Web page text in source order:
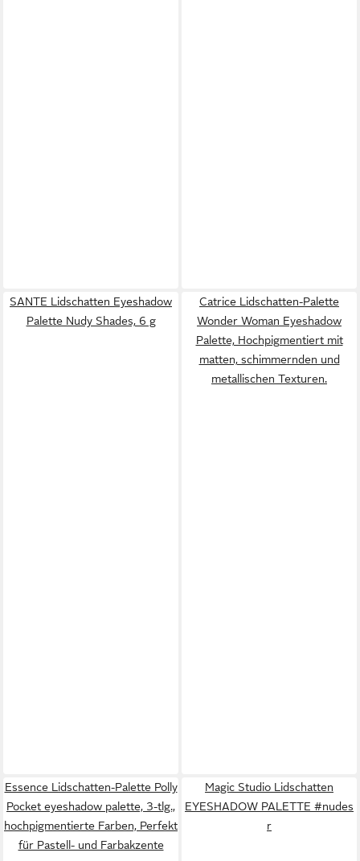
SANTE Lidschatten Eyeshadow
Palette Nudy Shades, 6 g
Catrice Lidschatten-Palette
Wonder Woman Eyeshadow
Palette, Hochpigmentiert mit
matten, schimmernden und
metallischen Texturen.
Essence Lidschatten-Palette Polly
Pocket eyeshadow palette, 3-tlg.,
hochpigmentierte Farben, Perfekt
für Pastell- und Farbakzente
Magic Studio Lidschatten
EYESHADOW PALETTE #nudes
r